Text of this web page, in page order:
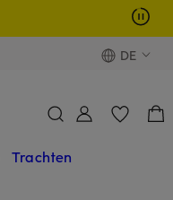
DE
Trachten